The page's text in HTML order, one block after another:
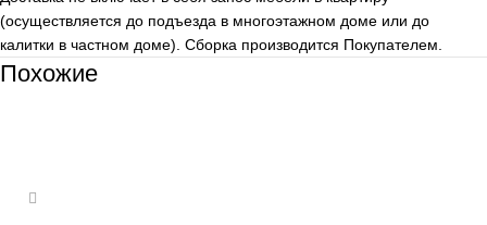
(осуществляется до подъезда в многоэтажном доме или до
калитки в частном доме). Сборка производится Покупателем.
Похожие